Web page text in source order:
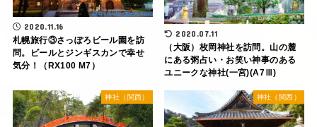
2020.11.16
札幌旅行③さっぽろビール園を訪
問。ビールとジンギスカンで幸せ
気分！（RX100 M7）
2020.07.11
（大阪）枚岡神社を訪問。山の麓
にある粥占い・お笑い神事のある
ユニークな神社(一宮)(A7Ⅲ)
神社（関西） 神社（関西）